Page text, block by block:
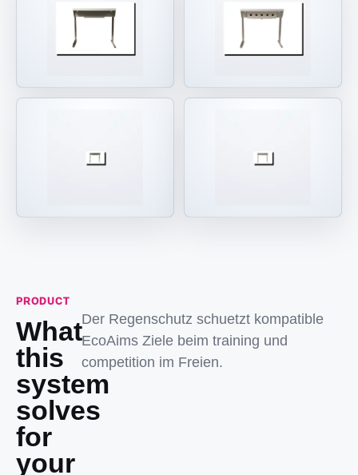
PRODUCT
What
this
system
solves
for
your
Der Regenschutz schuetzt kompatible
EcoAims Ziele beim training und
competition im Freien.